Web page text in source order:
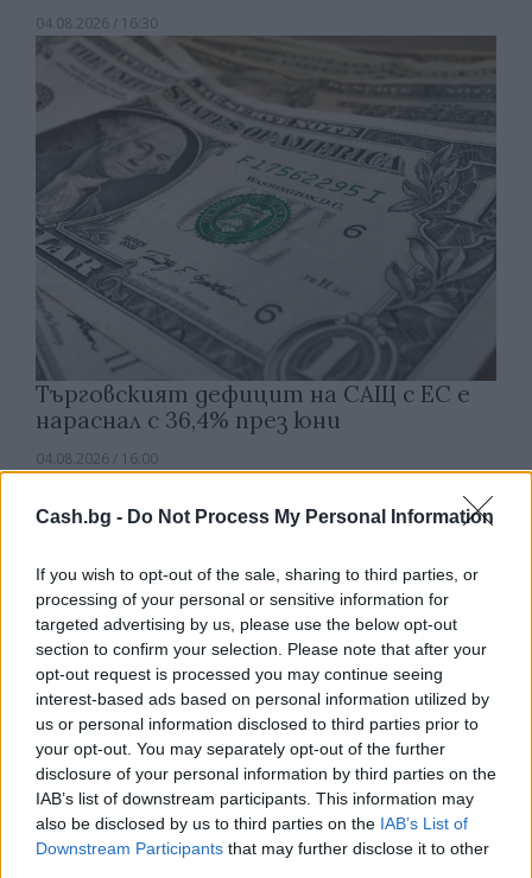
Cash.bg - Do Not Process My Personal Information
If you wish to opt-out of the sale, sharing to third parties, or
processing of your personal or sensitive information for
targeted advertising by us, please use the below opt-out
section to confirm your selection. Please note that after your
opt-out request is processed you may continue seeing
interest-based ads based on personal information utilized by
us or personal information disclosed to third parties prior to
your opt-out. You may separately opt-out of the further
disclosure of your personal information by third parties on the
IAB’s list of downstream participants. This information may
also be disclosed by us to third parties on the IAB’s List of
Downstream Participants that may further disclose it to other
04.08.2026 / 16:30
Търговският дефицит на САЩ с ЕС е
нараснал с 36,4% през юни
04.08.2026 / 16:00
Китай си построи свой курорт
Санторини